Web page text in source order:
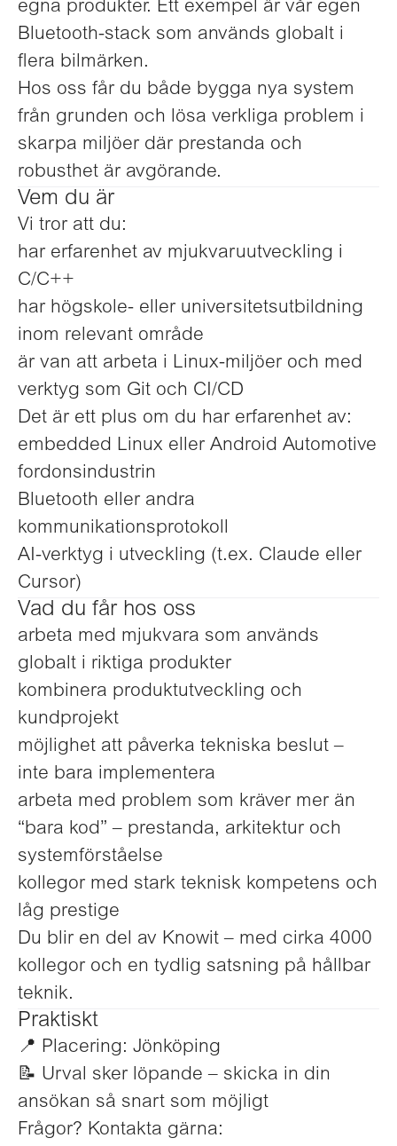
egna produkter. Ett exempel är vår egen
Bluetooth-stack som används globalt i
flera bilmärken.
Hos oss får du både bygga nya system
från grunden och lösa verkliga problem i
skarpa miljöer där prestanda och
robusthet är avgörande.
Vem du är
Vi tror att du:
har erfarenhet av mjukvaruutveckling i
C/C++
har högskole- eller universitetsutbildning
inom relevant område
är van att arbeta i Linux-miljöer och med
verktyg som Git och CI/CD
Det är ett plus om du har erfarenhet av:
embedded Linux eller Android Automotive
fordonsindustrin
Bluetooth eller andra
kommunikationsprotokoll
AI-verktyg i utveckling (t.ex. Claude eller
Cursor)
Vad du får hos oss
arbeta med mjukvara som används
globalt i riktiga produkter
kombinera produktutveckling och
kundprojekt
möjlighet att påverka tekniska beslut –
inte bara implementera
arbeta med problem som kräver mer än
“bara kod” – prestanda, arkitektur och
systemförståelse
kollegor med stark teknisk kompetens och
låg prestige
Du blir en del av Knowit – med cirka 4000
kollegor och en tydlig satsning på hållbar
teknik.
Praktiskt
📍 Placering: Jönköping
📝 Urval sker löpande – skicka in din
ansökan så snart som möjligt
Frågor? Kontakta gärna: